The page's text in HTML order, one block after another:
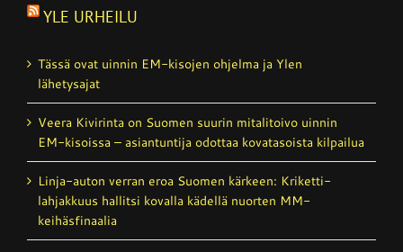
YLE URHEILU
Tässä ovat uinnin EM-kisojen ohjelma ja Ylen
lähetysajat
Veera Kivirinta on Suomen suurin mitalitoivo uinnin
EM-kisoissa – asiantuntija odottaa kovatasoista kilpailua
Linja-auton verran eroa Suomen kärkeen: Kriketti­
lahjakkuus hallitsi kovalla kädellä nuorten MM-
keihäsfinaalia